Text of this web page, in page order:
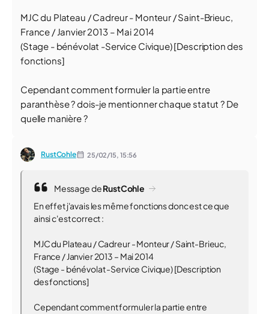
MJC du Plateau / Cadreur - Monteur / Saint-Brieuc,
France / Janvier 2013 – Mai 2014
(Stage - bénévolat -Service Civique) [Description des
fonctions]
Cependant comment formuler la partie entre
paranthèse ? dois-je mentionner chaque statut ? De
quelle manière ?
RustCohle 25/02/15, 15:56
Message deRustCohle
En effet j'avais les même fonctions donc est ce que
ainsi c'est correct :
MJC du Plateau / Cadreur - Monteur / Saint-Brieuc,
France / Janvier 2013 – Mai 2014
(Stage - bénévolat -Service Civique) [Description
des fonctions]
Cependant comment formuler la partie entre